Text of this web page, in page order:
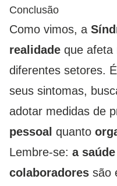
Conclusão
Como vimos, a
realidade que afeta
diferentes setores.
seus sintomas,
adotar medidas de
pessoal quanto
Lembre-se: a
colaboradores são